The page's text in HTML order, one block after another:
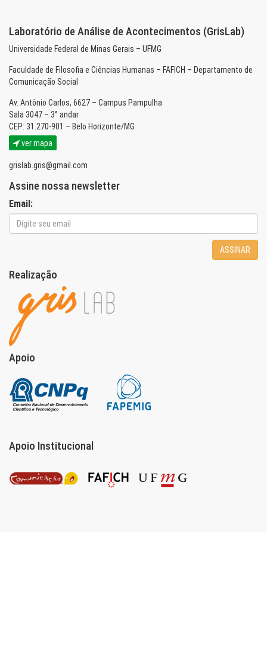
Laboratório de Análise de Acontecimentos (GrisLab)
Universidade Federal de Minas Gerais – UFMG
Faculdade de Filosofia e Ciências Humanas – FAFICH – Departamento de
Comunicação Social
Av. Antônio Carlos, 6627 – Campus Pampulha
Sala 3047 – 3° andar
CEP: 31.270-901 – Belo Horizonte/MG
ver mapa
grislab.gris@gmail.com
Assine nossa newsletter
Email:
ASSINAR
Realização
Apoio
Apoio Institucional